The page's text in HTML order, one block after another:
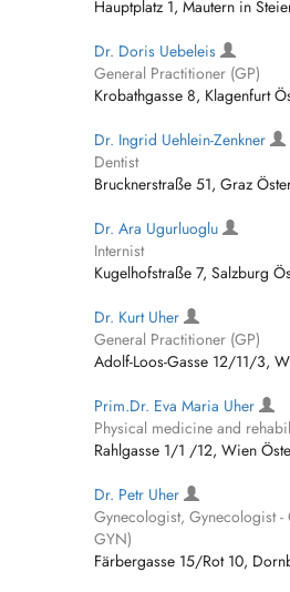
Hauptplatz 1, Mautern in
Dr. Doris Uebeleis
General Practitioner (GP)
Krobathgasse 8, Klagenfurt
Dr. Ingrid Uehlein-Zenkner
Dentist
Brucknerstraße 51, Graz
Dr. Ara Ugurluoglu
Internist
Kugelhofstraße 7, Salzburg
Dr. Kurt Uher
General Practitioner (GP)
Adolf-Loos-Gasse 12/11/3,
Prim.Dr. Eva Maria Uher
Physical medicine and
Rahlgasse 1/1 /12, Wien
Dr. Petr Uher
Gynecologist, Gynecologist -
GYN)
Färbergasse 15/Rot 10,